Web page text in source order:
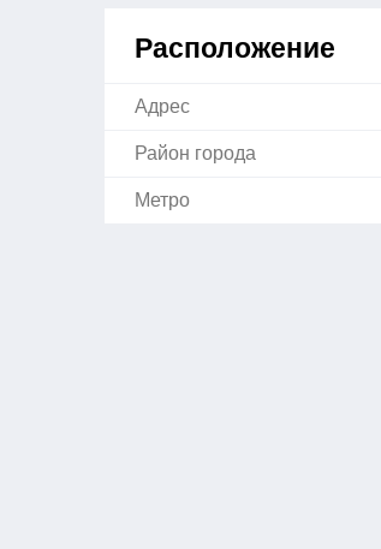
Расположение
Адрес
Район города
Метро